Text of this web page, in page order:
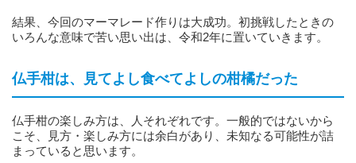
結果、今回のマーマレード作りは大成功。初挑戦したときの
いろんな意味で苦い思い出は、令和2年に置いていきます。
仏手柑は、見てよし食べてよしの柑橘だった
仏手柑の楽しみ方は、人それぞれです。一般的ではないから
こそ、見方・楽しみ方には余白があり、未知なる可能性が詰
まっていると思います。